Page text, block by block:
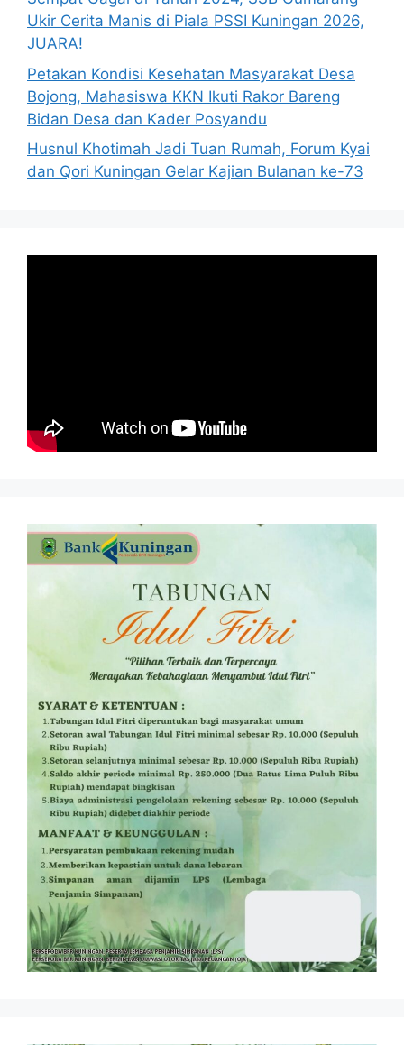
Ukir Cerita Manis di Piala PSSI Kuningan 2026,
JUARA!
Petakan Kondisi Kesehatan Masyarakat Desa
Bojong, Mahasiswa KKN Ikuti Rakor Bareng
Bidan Desa dan Kader Posyandu
Husnul Khotimah Jadi Tuan Rumah, Forum Kyai
dan Qori Kuningan Gelar Kajian Bulanan ke-73